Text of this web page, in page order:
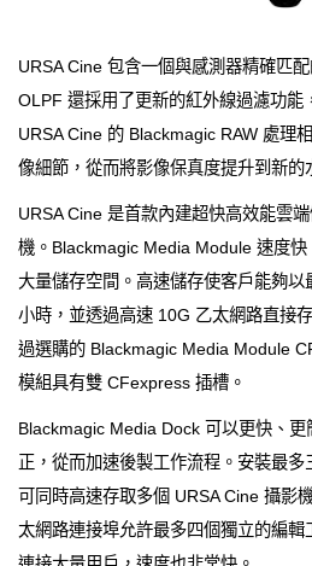
URSA Cine 包含一個與感測器精確匹
OLPF 還採用了更新的紅外線過濾功能
URSA Cine 的 Blackmagic RAW 處理
像細節，從而將影像保真度提升到新的
URSA Cine 是首款內建超快高效能雲
機。Blackmagic Media Module 速度
大量儲存空間。高速儲存使客戶能夠
小時，並透過高速 10G 乙太網路直接
過選購的 Blackmagic Media Module
模組具有雙 CFexpress 插槽。
Blackmagic Media Dock 可以更快、
正，從而加速後製工作流程。安裝最多
可同時高速存取多個 URSA Cine 攝影
太網路連接埠允許最多四個獨立的編